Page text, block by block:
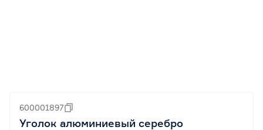
600001897
Уголок алюминиевый серебро